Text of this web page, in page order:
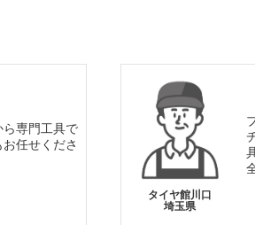
ら専門工具で
任せくださ
タイヤ館川口
埼玉県